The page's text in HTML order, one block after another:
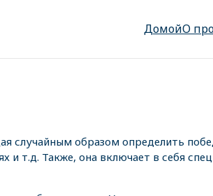
ДомойО
случайным образом определить
и т.д. Также, она включает в себя